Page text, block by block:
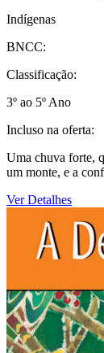
Indígenas
BNCC:
Classificação:
3º ao 5º Ano
Incluso na oferta:
Uma chuva forte,
um monte, e a
Ver Detalhes